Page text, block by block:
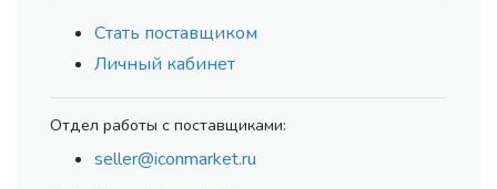
Стать поставщиком
Личный кабинет
Отдел работы с поставщиками:
seller@iconmarket.ru